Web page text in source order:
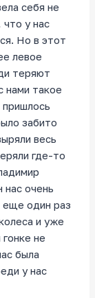
себя не
что у нас
Но в этот
левое
теряют
нами такое
забито
весь
где-то
очень
еще один раз
и уже
не
была
у нас